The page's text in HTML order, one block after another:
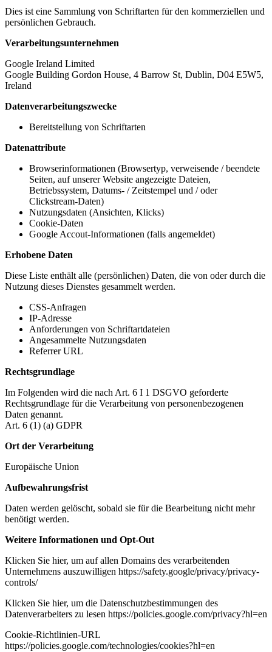
Dies ist eine Sammlung von Schriftarten für den kommerziellen und
persönlichen Gebrauch.
Verarbeitungsunternehmen
Google Ireland Limited
Google Building Gordon House, 4 Barrow St, Dublin, D04 E5W5,
Ireland
Datenverarbeitungszwecke
Bereitstellung von Schriftarten
Datenattribute
Browserinformationen (Browsertyp, verweisende / beendete
Seiten, auf unserer Website angezeigte Dateien,
Betriebssystem, Datums- / Zeitstempel und / oder
Clickstream-Daten)
Nutzungsdaten (Ansichten, Klicks)
Cookie-Daten
Google Accout-Informationen (falls angemeldet)
Erhobene Daten
Diese Liste enthält alle (persönlichen) Daten, die von oder durch die
Nutzung dieses Dienstes gesammelt werden.
CSS-Anfragen
IP-Adresse
Anforderungen von Schriftartdateien
Angesammelte Nutzungsdaten
Referrer URL
Rechtsgrundlage
Im Folgenden wird die nach Art. 6 I 1 DSGVO geforderte
Rechtsgrundlage für die Verarbeitung von personenbezogenen
Daten genannt.
Art. 6 (1) (a) GDPR
Ort der Verarbeitung
Europäische Union
Aufbewahrungsfrist
Daten werden gelöscht, sobald sie für die Bearbeitung nicht mehr
benötigt werden.
Weitere Informationen und Opt-Out
Klicken Sie hier, um auf allen Domains des verarbeitenden
Unternehmens auszuwilligen https://safety.google/privacy/privacy-
controls/
Klicken Sie hier, um die Datenschutzbestimmungen des
Datenverarbeiters zu lesen https://policies.google.com/privacy?hl=en
Cookie-Richtlinien-URL
https://policies.google.com/technologies/cookies?hl=en